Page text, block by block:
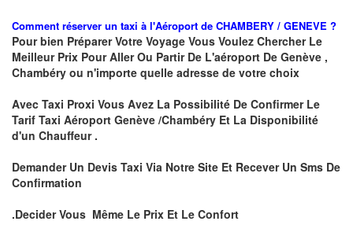
Comment réserver un taxi à l'Aéroport de CHAMBERY / GENEVE ?
Pour bien Préparer Votre Voyage Vous Voulez Chercher Le
Meilleur Prix Pour Aller Ou Partir De L'aéroport De Genève ,
Chambéry ou n'importe quelle adresse de votre choix
Avec Taxi Proxi Vous Avez La Possibilité De Confirmer Le
Tarif Taxi Aéroport Genève /Chambéry Et La Disponibilité
d'un Chauffeur .
Demander Un Devis Taxi Via Notre Site Et Recever Un Sms De
Confirmation
.Decider Vous Même Le Prix Et Le Confort